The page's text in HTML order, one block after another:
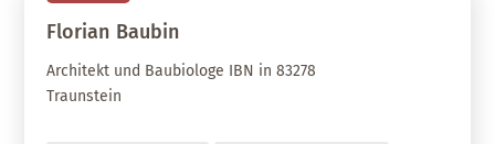
Florian Baubin
Architekt und Baubiologe IBN in 83278
Traunstein